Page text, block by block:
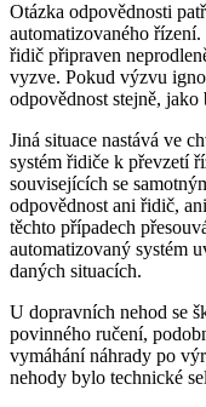
Otázka odpovědnosti
automatizovaného
řidič připraven
vyzve. Pokud výzvu
odpovědnost stejně,
Jiná situace nastává ve
systém řidiče k převzetí
souvisejících se
odpovědnost ani řidič,
těchto případech
automatizovaný systém
daných situacích.
U dopravních nehod se
povinného ručení,
vymáhání náhrady po
nehody bylo technické